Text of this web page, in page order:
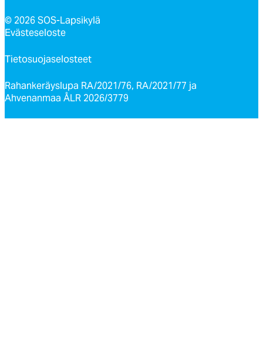
© 2026 SOS-Lapsikylä
Evästeseloste
Tietosuojaselosteet
Rahankeräyslupa RA/2021/76, RA/2021/77 ja
Ahvenanmaa ÅLR 2026/3779